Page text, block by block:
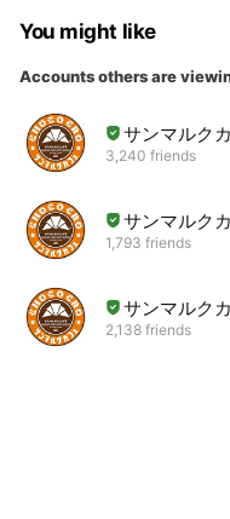
You might like
Accounts others are
サンマルク
3,240 friends
サンマルク
1,793 friends
サンマルク
2,138 friends